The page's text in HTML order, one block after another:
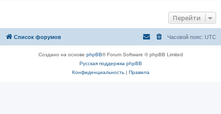
Перейти
Список форумов Часовой пояс: UTC
Создано на основе phpBB® Forum Software © phpBB Limited
Русская поддержка phpBB
Конфиденциальность| Правила